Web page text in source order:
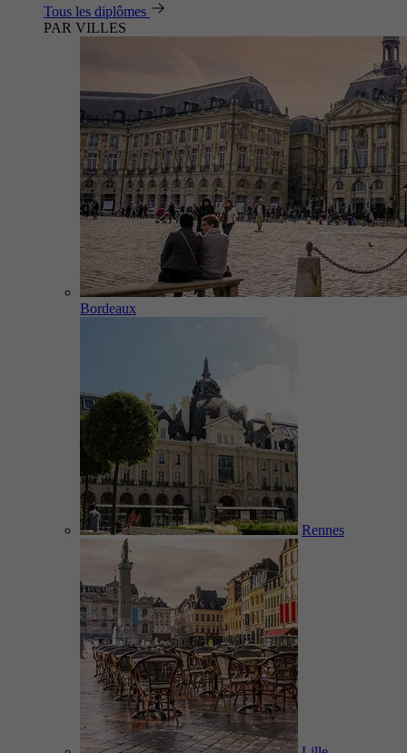
Tous les diplômes
PAR VILLES
Bordeaux
Rennes